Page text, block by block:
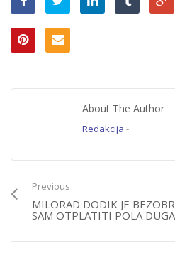
About The Author
Redakcija -
Previous
MILORAD DODIK JE
SAM OTPLATITI POLA